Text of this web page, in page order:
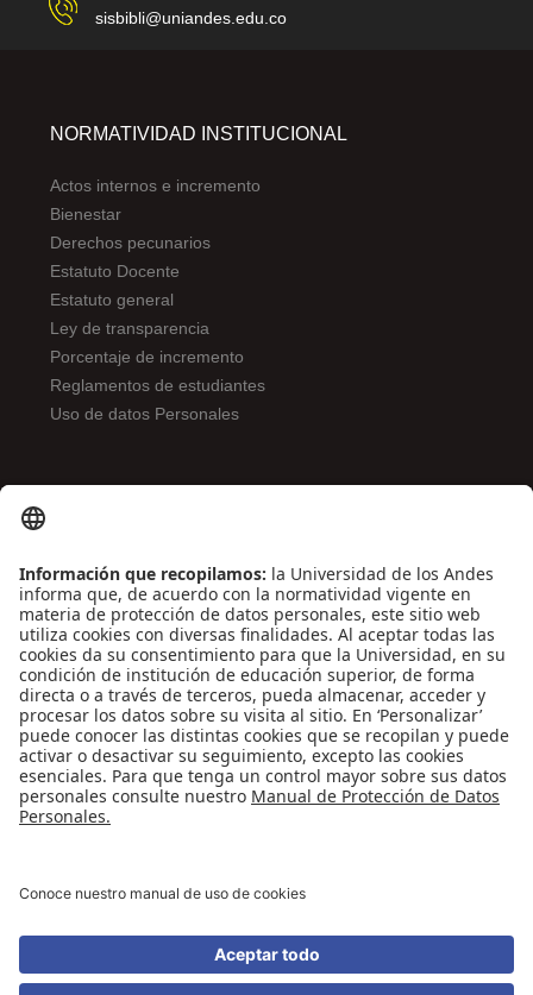
sisbibli@uniandes.edu.co
NORMATIVIDAD INSTITUCIONAL
Actos internos e incremento
Bienestar
Derechos pecunarios
Estatuto Docente
Estatuto general
Ley de transparencia
Porcentaje de incremento
Reglamentos de estudiantes
Uso de datos Personales
Contáctenos
Biblioguías
Preguntas frecuentes
Capacitación
Directrices
Entretenimiento
Compra de libros y material audiovisual
Reconocimiento como Universidad: Decreto 1297 del 30 de mayo de 1964.